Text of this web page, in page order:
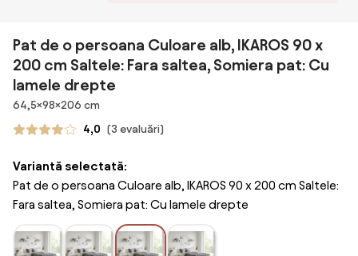
Pat de o persoana Culoare alb, IKAROS 90 x
200 cm Saltele: Fara saltea, Somiera pat: Cu
lamele drepte
Dimensiuni
64,5×98×206 cm
4,0 (3 evaluări)
Variantă selectată:
Pat de o persoana Culoare alb, IKAROS 90 x 200 cm Saltele:
Fara saltea, Somiera pat: Cu lamele drepte